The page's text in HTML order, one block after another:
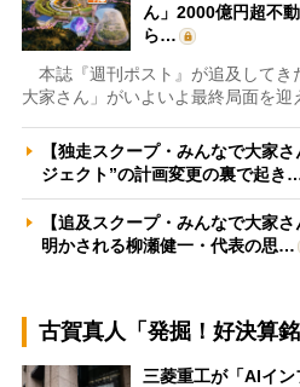
ん」2000億円超不
ら…
本誌『週刊ポスト』が追及してき
大家さん」がいよいよ最終局面を迎
【独走スクープ・みんなで大家
ジェクト”の計画変更の裏で起き
【追及スクープ・みんなで大家
明かされる柳瀬健一・代表の思…
古賀真人「発掘！好決算銘
三菱重工が「AIイ